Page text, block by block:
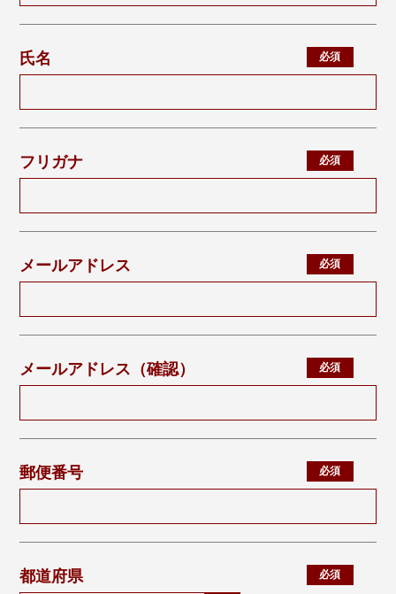
氏名
フリガナ
メールアドレス
メールアドレス（確認）
郵便番号
都道府県